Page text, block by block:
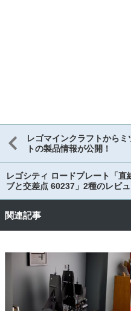
レゴマインクラフトから
トの製品情報が公開！
レゴシティ ロードプレート「
ブと交差点 60237」2種のレビ
関連記事